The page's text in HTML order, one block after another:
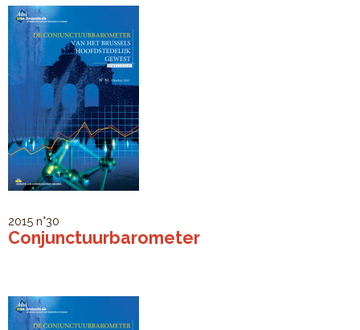
2015 n°30
Conjunctuurbarometer